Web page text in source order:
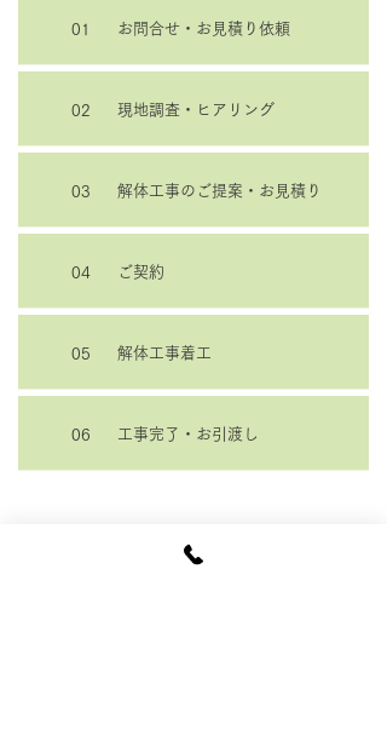
01 お問合せ・お見積り依頼
02 現地調査・ヒアリング
03 解体工事のご提案・お見積り
04 ご契約
05 解体工事着工
06 工事完了・お引渡し